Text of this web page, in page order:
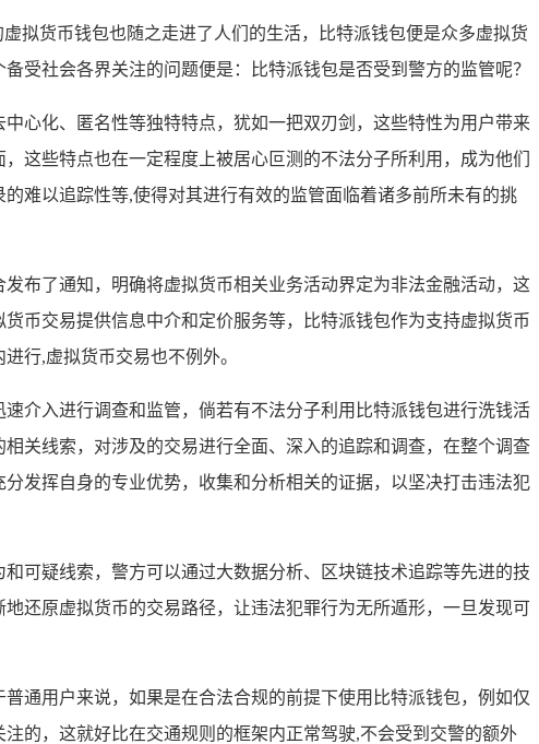
拟货币钱包也随之走进了人们的生活，比特派钱包便是众多虚拟货
受社会各界关注的问题便是：比特派钱包是否受到警方的监管呢？
心化、匿名性等独特特点，犹如一把双刃剑，这些特性为用户带来
这些特点也在一定程度上被居心叵测的不法分子所利用，成为他们
难以追踪性等,使得对其进行有效的监管面临着诸多前所未有的挑
布了通知，明确将虚拟货币相关业务活动界定为非法金融活动，这
币交易提供信息中介和定价服务等，比特派钱包作为支持虚拟货币
行,虚拟货币交易也不例外。
介入进行调查和监管，倘若有不法分子利用比特派钱包进行洗钱活
关线索，对涉及的交易进行全面、深入的追踪和调查，在整个调查
发挥自身的专业优势，收集和分析相关的证据，以坚决打击违法犯
可疑线索，警方可以通过大数据分析、区块链技术追踪等先进的技
还原虚拟货币的交易路径，让违法犯罪行为无所遁形，一旦发现可
通用户来说，如果是在合法合规的前提下使用比特派钱包，例如仅
的，这就好比在交通规则的框架内正常驾驶,不会受到交警的额外